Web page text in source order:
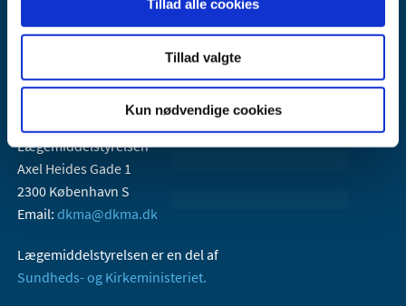
Tillad alle cookies
Tillad valgte
Kun nødvendige cookies
Lægemiddelstyrelsen
Axel Heides Gade 1
2300 København S
Email: dkma@dkma.dk
Lægemiddelstyrelsen er en del af
Sundheds- og Kirkeministeriet.